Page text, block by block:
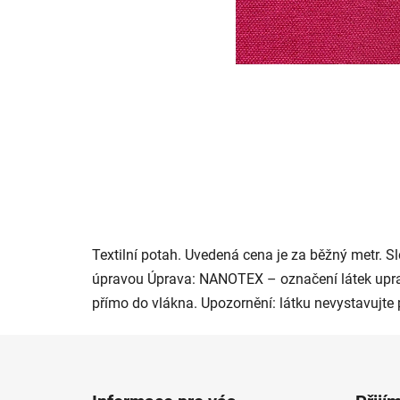
Textilní potah. Uvedená cena je za běžný metr.
úpravou Úprava: NANOTEX – označení látek
přímo do vlákna. Upozornění: látku